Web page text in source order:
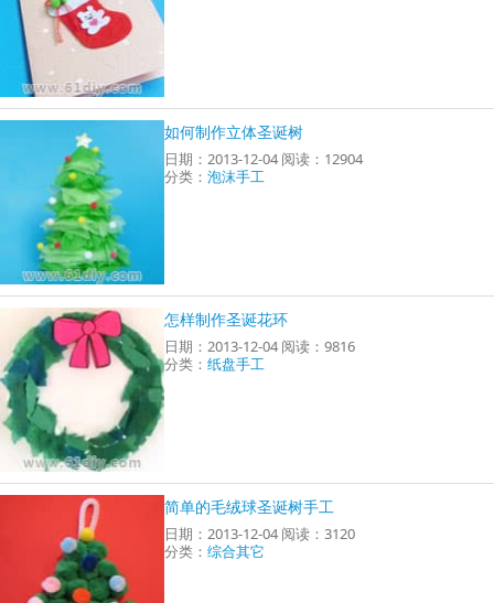
如何制作立体圣诞树
日期：2013-12-04 阅读：12904
分类：泡沫手工
怎样制作圣诞花环
日期：2013-12-04 阅读：9816
分类：纸盘手工
简单的毛绒球圣诞树手工
日期：2013-12-04 阅读：3120
分类：综合其它